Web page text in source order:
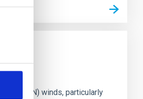
(AGN) winds, particularly